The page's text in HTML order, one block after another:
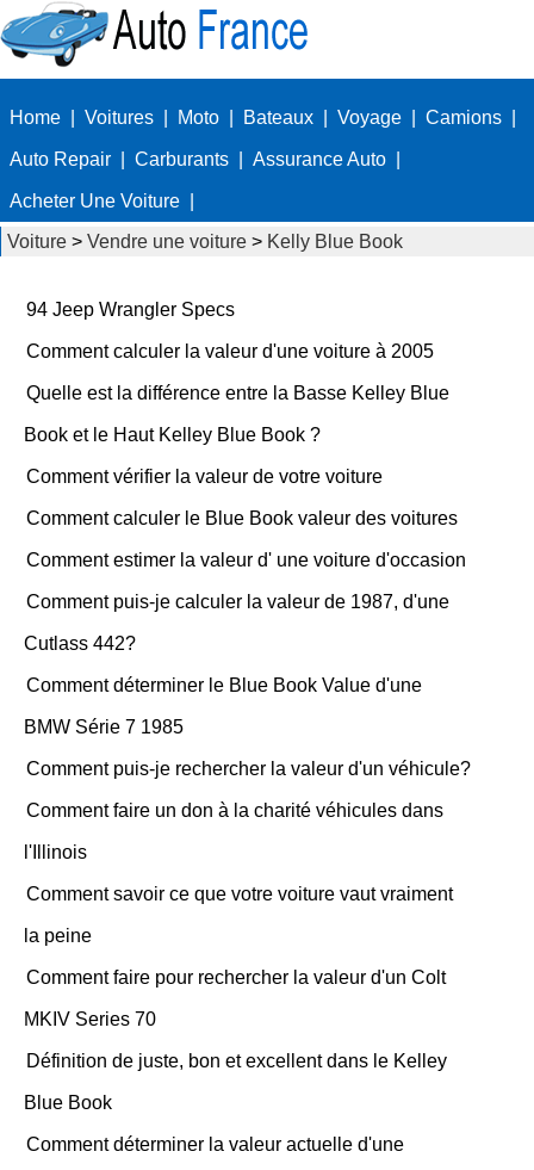
Home Voitures Moto Bateaux Voyage Camions
Auto Repair Carburants Assurance Auto
Acheter Une Voiture
Voiture > Vendre une voiture > Kelly Blue Book
94 Jeep Wrangler Specs
Comment calculer la valeur d'une voiture à 2005
Quelle est la différence entre la Basse Kelley Blue
Book et le Haut Kelley Blue Book ?
Comment vérifier la valeur de votre voiture
Comment calculer le Blue Book valeur des voitures
Comment estimer la valeur d' une voiture d'occasion
Comment puis-je calculer la valeur de 1987, d'une
Cutlass 442?
Comment déterminer le Blue Book Value d'une
BMW Série 7 1985
Comment puis-je rechercher la valeur d'un véhicule?
Comment faire un don à la charité véhicules dans
l'Illinois
Comment savoir ce que votre voiture vaut vraiment
la peine
Comment faire pour rechercher la valeur d'un Colt
MKIV Series 70
Définition de juste, bon et excellent dans le Kelley
Blue Book
Comment déterminer la valeur actuelle d'une